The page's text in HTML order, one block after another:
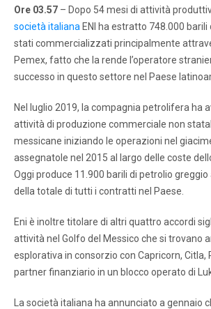
Ore 03.57 – Dopo 54 mesi di attività
società italiana ENI ha estratto 748.000
stati commercializzati principalmente
Pemex, fatto che la rende l’operatore
successo in questo settore nel Paese
Nel luglio 2019, la compagnia petrolifera ha
attività di produzione commerciale non
messicane iniziando le operazioni nel
assegnatole nel 2015 al largo delle coste
Oggi produce 11.900 barili di petrolio greggio
della totale di tutti i contratti nel Paese.
Eni è inoltre titolare di altri quattro accordi
attività nel Golfo del Messico che si trovano
esplorativa in consorzio con Capricorn, Citla,
partner finanziario in un blocco operato di
La società italiana ha annunciato a gennaio